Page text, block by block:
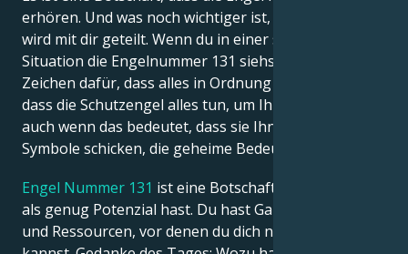
erhören. Und was noch wichtiger ist, die Weisheit
wird mit dir geteilt. Wenn du in einer solchen
Situation die Engelnummer 131 siehst, ist das ein
Zeichen dafür, dass alles in Ordnung ist. Er zeigt,
dass die Schutzengel alles tun, um Ihnen zu helfen,
auch wenn das bedeutet, dass sie Ihnen Zeichen und
Symbole schicken, die geheime Bedeutungen haben.
Engel Nummer 131 ist eine Botschaft, dass du mehr
als genug Potenzial hast. Du hast Gaben, Talente
und Ressourcen, vor denen du dich nicht verstecken